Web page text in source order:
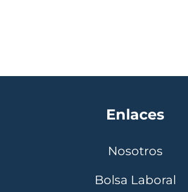
Enlaces
Nosotros
Bolsa Laboral